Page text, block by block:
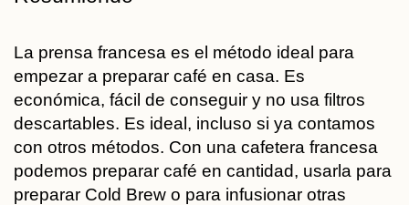
La prensa francesa es el método ideal para
empezar a preparar café en casa. Es
económica, fácil de conseguir y no usa filtros
descartables. Es ideal, incluso si ya contamos
con otros métodos. Con una cafetera francesa
podemos preparar café en cantidad, usarla para
preparar Cold Brew o para infusionar otras